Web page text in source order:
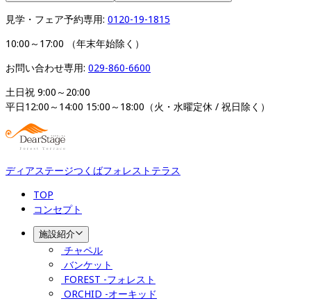
見学・フェア予約専用: 0120-19-1815
10:00～17:00 （年末年始除く）
お問い合わせ専用: 029-860-6600
土日祝 9:00～20:00
平日12:00～14:00 15:00～18:00（火・水曜定休 / 祝日除く）
ディアステージつくばフォレストテラス
TOP
コンセプト
施設紹介
チャペル
バンケット
FOREST -フォレスト
ORCHID -オーキッド